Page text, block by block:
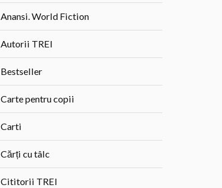
Anansi. World Fiction
Autorii TREI
Bestseller
Carte pentru copii
Carti
Cărți cu tâlc
Cititorii TREI